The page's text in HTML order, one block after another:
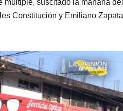
múltiple, suscitado la mañana del
Constitución y Emiliano Zapata